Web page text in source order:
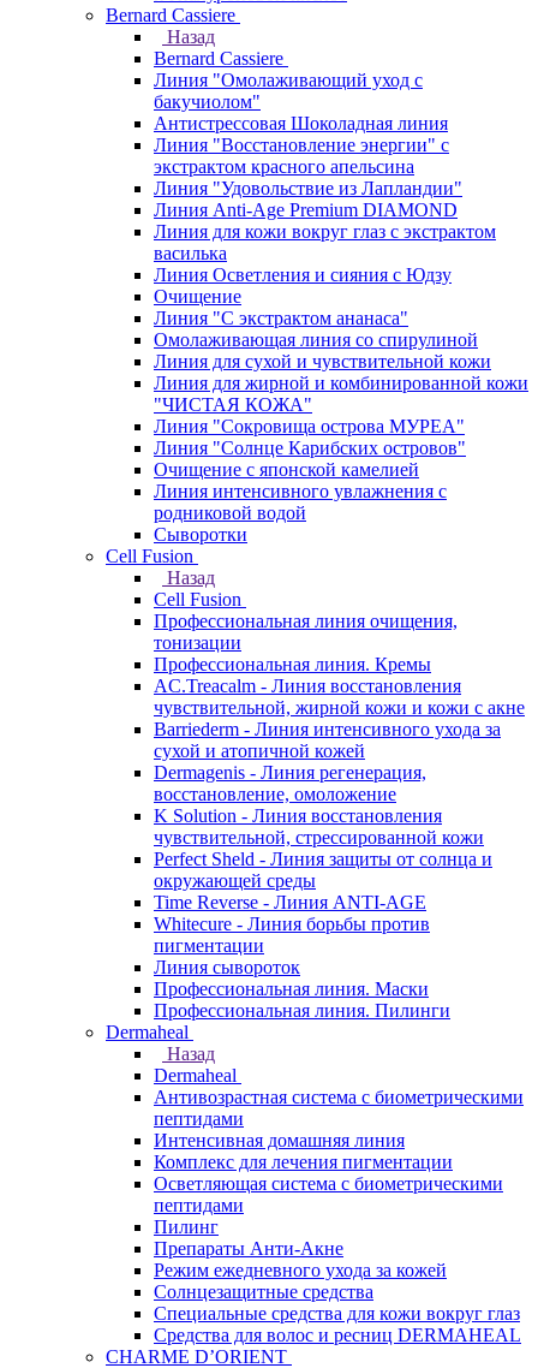
Bernard Cassiere
Назад
Bernard Cassiere
Линия "Омолаживающий уход с
бакучиолом"
Антистрессовая Шоколадная линия
Линия "Восстановление энергии" с
экстрактом красного апельсина
Линия "Удовольствие из Лапландии"
Линия Anti-Age Premium DIAMOND
Линия для кожи вокруг глаз с экстрактом
василька
Линия Осветления и сияния с Юдзу
Очищение
Линия "С экстрактом ананаса"
Омолаживающая линия со спирулиной
Линия для сухой и чувствительной кожи
Линия для жирной и комбинированной кожи
"ЧИСТАЯ КОЖА"
Линия "Сокровища острова МУРЕА"
Линия "Солнце Карибских островов"
Очищение с японской камелией
Линия интенсивного увлажнения с
родниковой водой
Сыворотки
Cell Fusion
Назад
Cell Fusion
Профессиональная линия очищения,
тонизации
Профессиональная линия. Кремы
AC.Treacalm - Линия восстановления
чувствительной, жирной кожи и кожи с акне
Barriederm - Линия интенсивного ухода за
сухой и атопичной кожей
Dermagenis - Линия регенерация,
восстановление, омоложение
K Solution - Линия восстановления
чувствительной, стрессированной кожи
Perfect Sheld - Линия защиты от солнца и
окружающей среды
Time Reverse - Линия ANTI-AGE
Whitecure - Линия борьбы против
пигментации
Линия сывороток
Профессиональная линия. Маски
Профессиональная линия. Пилинги
Dermaheal
Назад
Dermaheal
Антивозрастная система с биометрическими
пептидами
Интенсивная домашняя линия
Комплекс для лечения пигментации
Осветляющая система с биометрическими
пептидами
Пилинг
Препараты Анти-Акне
Режим ежедневного ухода за кожей
Солнцезащитные средства
Специальные средства для кожи вокруг глаз
Средства для волос и ресниц DERMAHEAL
CHARME D’ORIENT